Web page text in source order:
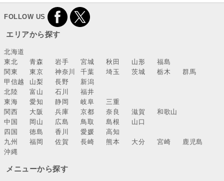
FOLLOW US
エリアから探す
北海道
東北
青森 岩手 宮城 秋田 山形
福島
関東
東京 神奈川 千葉 埼玉 茨城 栃木
群馬
甲信越
山梨 長野
新潟
北陸
富山 石川
福井
東海
愛知 静岡 岐阜
三重
関西
大阪 兵庫 京都 奈良 滋賀
和歌山
中国
岡山 広島 鳥取 島根
山口
四国
徳島 香川 愛媛
高知
九州
福岡 佐賀 長崎 熊本 大分 宮崎
鹿児島
沖縄
メニューから探す